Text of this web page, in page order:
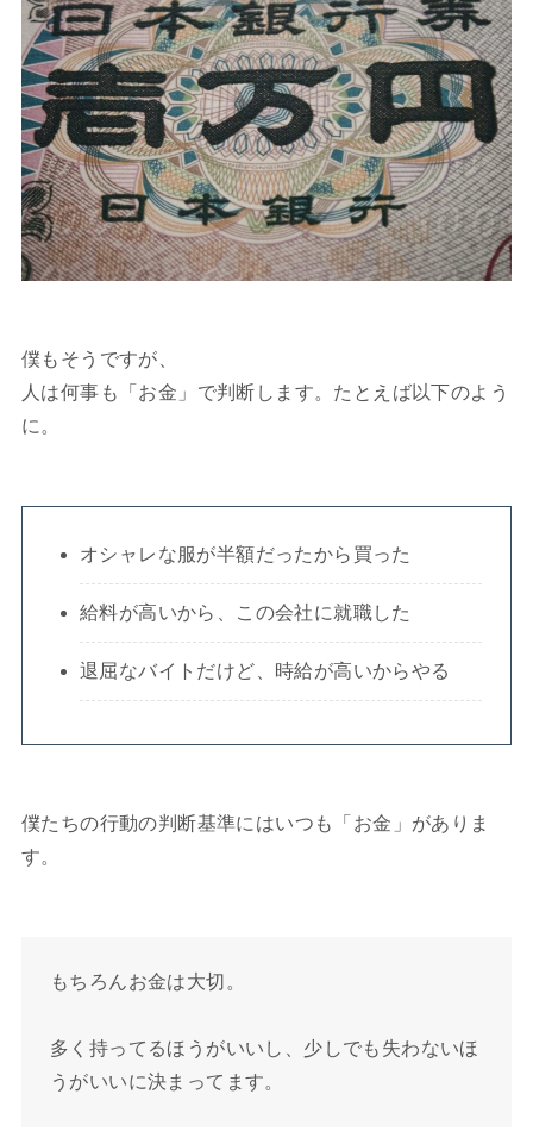
僕もそうですが、
人は何事も「お金」で判断します。たとえば以下のよう
に。
オシャレな服が半額だったから買った
給料が高いから、この会社に就職した
退屈なバイトだけど、時給が高いからやる
僕たちの行動の判断基準にはいつも「お金」がありま
す。
もちろんお金は大切。
多く持ってるほうがいいし、少しでも失わないほ
うがいいに決まってます。